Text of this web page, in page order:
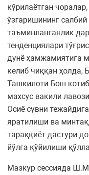
кўрилаётган
ўзгаришининг
таъминланганлик
тенденциялари
дунё ҳамжамиятига
келиб чиққан ҳолда,
Ташкилоти Бош
махсус вакили
Осиё сувни
яратилиши ва
тараққиёт дастури
йўлга қўйилиши
Мазкур сессияда